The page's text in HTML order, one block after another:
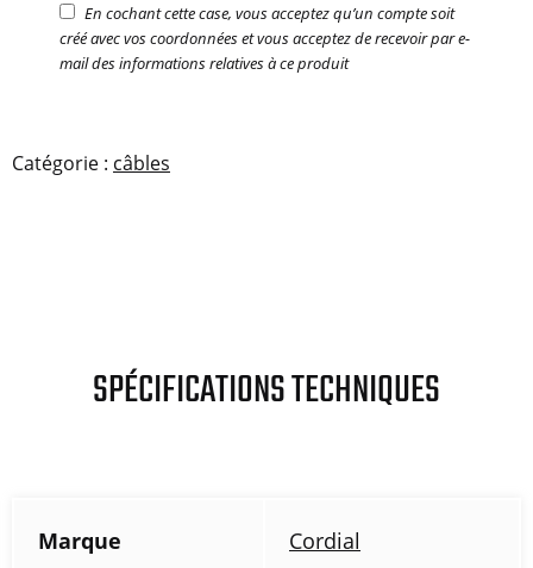
En cochant cette case, vous acceptez qu’un compte soit
créé avec vos coordonnées et vous acceptez de recevoir par e-
mail des informations relatives à ce produit
Catégorie : câbles
SPÉCIFICATIONS TECHNIQUES
Marque Cordial